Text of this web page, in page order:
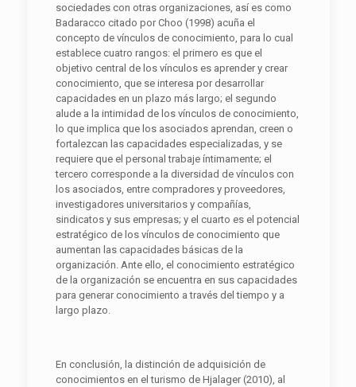
sociedades con otras organizaciones, así es como
Badaracco citado por Choo (1998) acuña el
concepto de vínculos de conocimiento, para lo cual
establece cuatro rangos: el primero es que el
objetivo central de los vínculos es aprender y crear
conocimiento, que se interesa por desarrollar
capacidades en un plazo más largo; el segundo
alude a la intimidad de los vínculos de conocimiento,
lo que implica que los asociados aprendan, creen o
fortalezcan las capacidades especializadas, y se
requiere que el personal trabaje íntimamente; el
tercero corresponde a la diversidad de vínculos con
los asociados, entre compradores y proveedores,
investigadores universitarios y compañías,
sindicatos y sus empresas; y el cuarto es el potencial
estratégico de los vínculos de conocimiento que
aumentan las capacidades básicas de la
organización. Ante ello, el conocimiento estratégico
de la organización se encuentra en sus capacidades
para generar conocimiento a través del tiempo y a
largo plazo.
En conclusión, la distinción de adquisición de
conocimientos en el turismo de Hjalager (2010), al